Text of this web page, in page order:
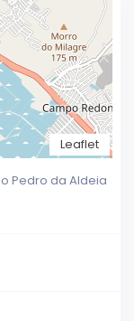
Leaflet
Pedro da Aldeia